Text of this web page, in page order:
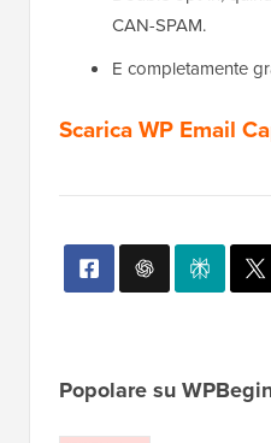
CAN-SPAM.
E completamente
Scarica WP Email
Popolare su